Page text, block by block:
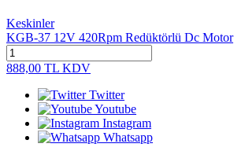
Keskinler
KGB-37 12V 420Rpm Redüktörlü Dc Motor
888,00 TL KDV
Twitter
Youtube
Instagram
Whatsapp